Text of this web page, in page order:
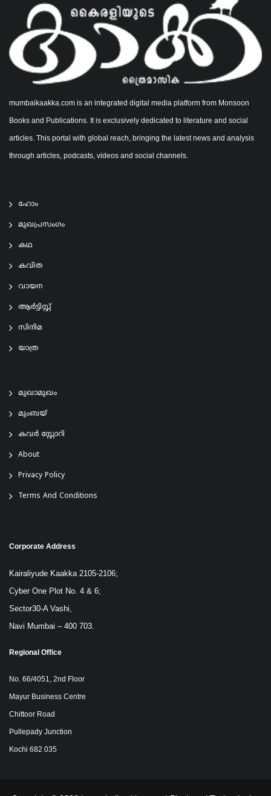
mumbaikaakka.com is an integrated digital media platform from Monsoon
Books and Publications. It is exclusively dedicated to literature and social
articles. This portal with global reach, bringing the latest news and analysis
through articles, podcasts, videos and social channels.
ഹോം
മുഖപ്രസംഗം
കഥ
കവിത
വായന
ആര്‍ട്ടിസ്റ്റ്
സിനിമ
യാത്ര
മുഖാമുഖം
മുംബയ്
കവർ സ്റ്റോറി
About
Privacy Policy
Terms And Conditions
Corporate Address
Kairaliyude Kaakka 2105-2106;
Cyber One Plot No. 4 & 6;
Sector30-A Vashi,
Navi Mumbai – 400 703.
Regional Office
No. 66/4051, 2nd Floor
Mayur Business Centre
Chittoor Road
Pullepady Junction
Kochi 682 035